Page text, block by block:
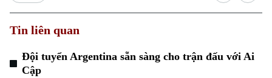
Xu hướng
Tin liên quan
Đội tuyển Argentina sẵn sàng cho trận đấu với Ai
Cập